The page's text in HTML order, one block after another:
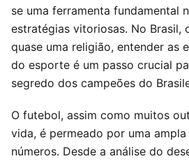
se uma ferramenta fundamental
estratégias vitoriosas. No Brasil,
quase uma religião, entender as
do esporte é um passo crucial
segredo dos campeões do
O futebol, assim como muitos
vida, é permeado por uma
números. Desde a análise do